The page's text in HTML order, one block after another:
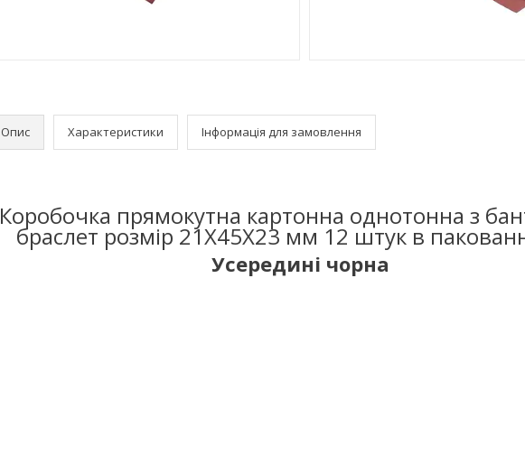
Опис Характеристики Інформація для замовлення
Коробочка прямокутна картонна однотонна з
браслет розмір 21Х45Х23 мм 12 штук в
Усередині чорна